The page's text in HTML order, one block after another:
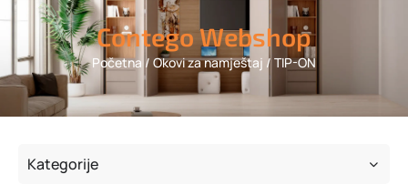
Contego Webshop
Početna / Okovi za namještaj / TIP-ON
Kategorije